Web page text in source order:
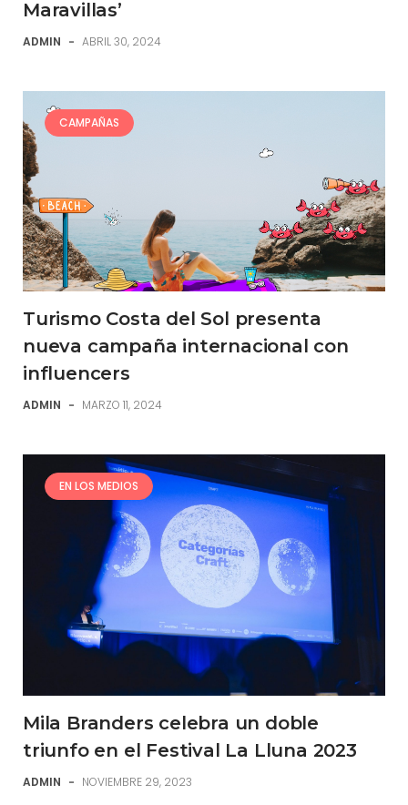
Maravillas’
ADMIN - ABRIL 30, 2024
CAMPAÑAS
Turismo Costa del Sol presenta
nueva campaña internacional con
influencers
ADMIN - MARZO 11, 2024
EN LOS MEDIOS
Mila Branders celebra un doble
triunfo en el Festival La Lluna 2023
ADMIN - NOVIEMBRE 29, 2023